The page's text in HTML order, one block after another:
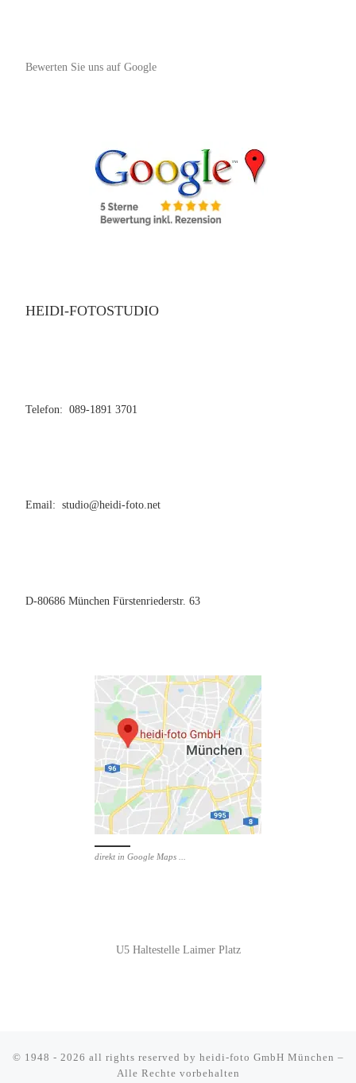
Bewerten Sie uns auf Google
HEIDI-FOTOSTUDIO
Telefon: 089-1891 3701
Email: studio@heidi-foto.net
D-80686 München Fürstenriederstr. 63
direkt in Google Maps ...
U5 Haltestelle Laimer Platz
© 1948 - 2026 all rights reserved by heidi-foto GmbH München –
Alle Rechte vorbehalten